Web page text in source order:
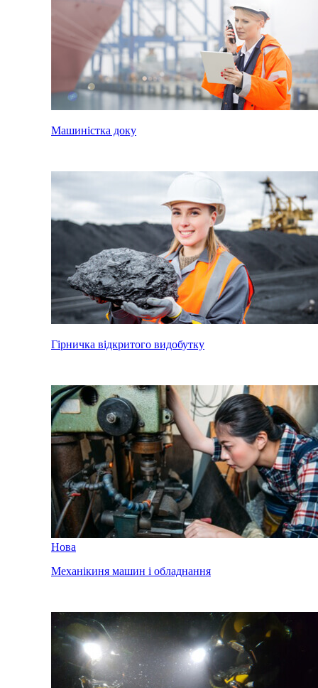
Машиністка доку
Гірничка відкритого видобутку
Нова
Механікиня машин і обладнання